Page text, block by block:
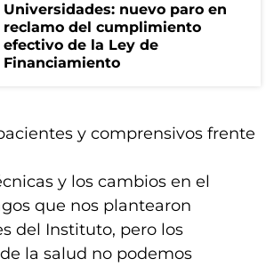
Universidades: nuevo paro en
reclamo del cumplimiento
efectivo de la Ley de
Financiamiento
y comprensivos frente
y los cambios en el
que nos plantearon
del Instituto, pero los
la salud no podemos